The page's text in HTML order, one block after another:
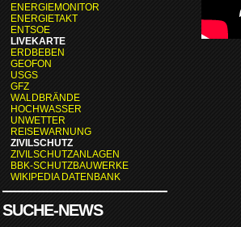
ENERGIEMONITOR
ENERGIETAKT
ENTSOE
LIVEKARTE
ERDBEBEN
GEOFON
USGS
GFZ
WALDBRÄNDE
HOCHWASSER
UNWETTER
REISEWARNUNG
ZIVILSCHUTZ
ZIVILSCHUTZANLAGEN
BBK-SCHUTZBAUWERKE
WIKIPEDIA DATENBANK
SUCHE-NEWS